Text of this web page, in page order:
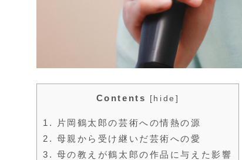
Contents [ hide ]
1.
片岡鶴太郎の芸術への情熱の源
2. 母親から受け継いだ芸術への愛
3. 母の教えが鶴太郎の作品に与えた影響